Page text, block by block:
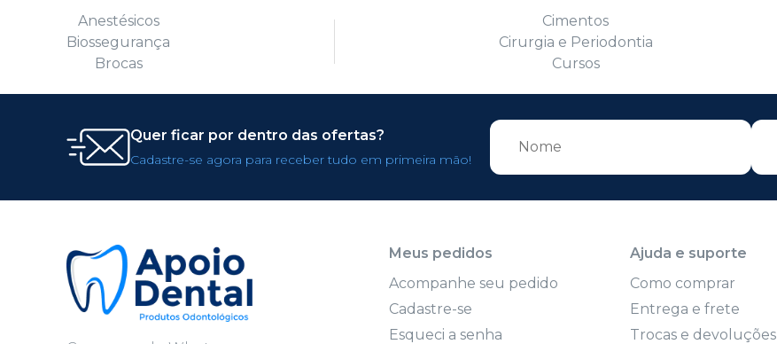
Anestésicos
Biossegurança
Brocas
Cimentos
Cirurgia e Periodontia
Cursos
Quer ficar por dentro das ofertas?
Cadastre-se agora para receber tudo em primeira mão!
Meus pedidos
Acompanhe seu pedido
Cadastre-se
Esqueci a senha
Ajuda e suporte
Como comprar
Entrega e frete
Trocas e devoluções